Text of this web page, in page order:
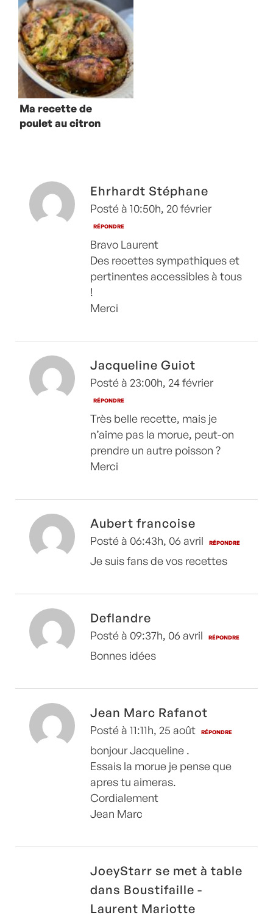
Ma recette de
poulet au citron
Ehrhardt Stéphane
Posté à 10:50h, 20 février
RÉPONDRE
Bravo Laurent
Des recettes sympathiques et
pertinentes accessibles à tous
!
Merci
Jacqueline Guiot
Posté à 23:00h, 24 février
RÉPONDRE
Très belle recette, mais je
n’aime pas la morue, peut-on
prendre un autre poisson ?
Merci
Aubert francoise
Posté à 06:43h, 06 avril RÉPONDRE
Je suis fans de vos recettes
Deflandre
Posté à 09:37h, 06 avril RÉPONDRE
Bonnes idées
Jean Marc Rafanot
Posté à 11:11h, 25 août RÉPONDRE
bonjour Jacqueline .
Essais la morue je pense que
apres tu aimeras.
Cordialement
Jean Marc
JoeyStarr se met à table
dans Boustifaille -
Laurent Mariotte